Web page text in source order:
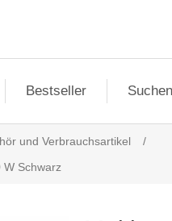
Bestseller Suchen
und Verbrauchsartikel
/
Schwarz